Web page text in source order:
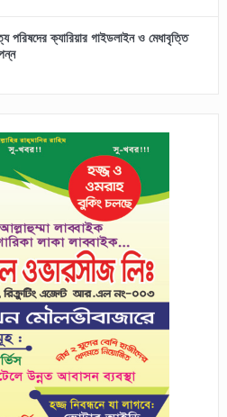
পরিষদের ক্যারিয়ার গাইডলাইন ও মেধাবৃত্তি